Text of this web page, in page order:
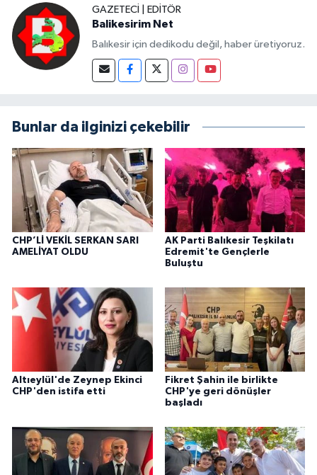
GAZETECI | EDITÖR
Balikesirim Net
Balıkesir için dedikodu değil, haber üretiyoruz.
Bunlar da ilginizi çekebilir
CHP’Lİ VEKİL SERKAN SARI
AMELİYAT OLDU
AK Parti Balıkesir Teşkilatı
Edremit'te Gençlerle
Buluştu
Altıeylül'de Zeynep Ekinci
CHP'den istifa etti
Fikret Şahin ile birlikte
CHP'ye geri dönüşler
başladı